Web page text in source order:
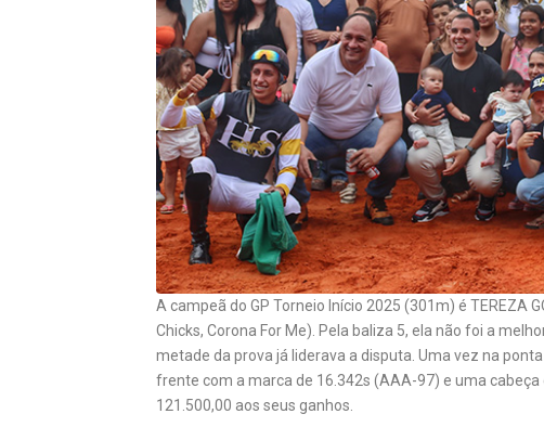
A campeã do GP Torneio Início 2025 (301m) é TEREZA
Chicks, Corona For Me). Pela baliza 5, ela não foi a
metade da prova já liderava a disputa. Uma vez na
frente com a marca de 16.342s (AAA-97) e uma
121.500,00 aos seus ganhos.